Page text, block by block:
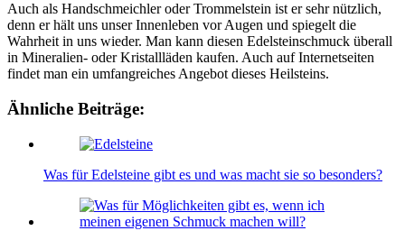
Auch als Handschmeichler oder Trommelstein ist er sehr nützlich,
denn er hält uns unser Innenleben vor Augen und spiegelt die
Wahrheit in uns wieder. Man kann diesen Edelsteinschmuck überall
in Mineralien- oder Kristallläden kaufen. Auch auf Internetseiten
findet man ein umfangreiches Angebot dieses Heilsteins.
Ähnliche Beiträge:
Was für Edelsteine gibt es und was macht sie so besonders?